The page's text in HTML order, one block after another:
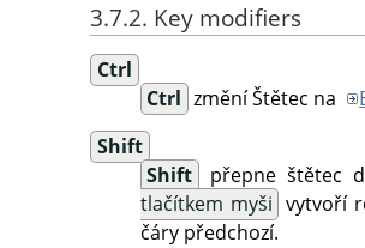
3.7.2. Key modifiers
Ctrl
Ctrl změní Štětec na
Shift
Shift
přepne štětec
tlačítkem myši vytvoří
čáry předchozí.